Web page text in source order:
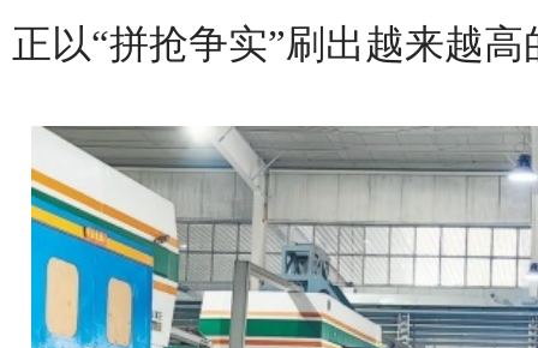
正以“拼抢争实”刷出越来越